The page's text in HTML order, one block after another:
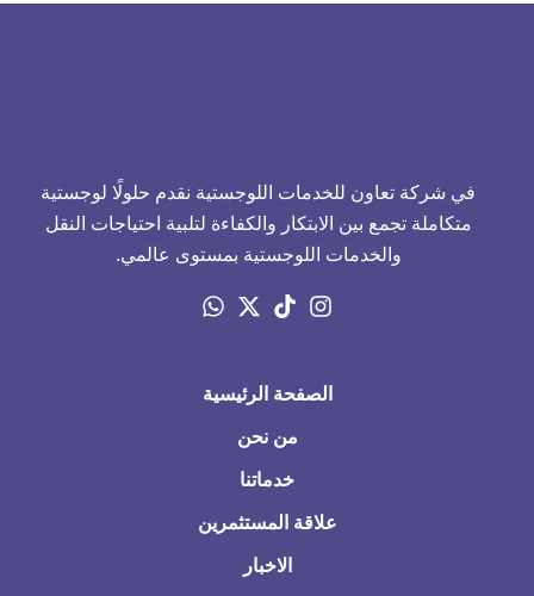
في شركة تعاون للخدمات اللوجستية نقدم حلولًا لوجستية
متكاملة تجمع بين الابتكار والكفاءة لتلبية احتياجات النقل
والخدمات اللوجستية بمستوى عالمي.
الصفحة الرئيسية
من نحن
خدماتنا
علاقة المستثمرين
الاخبار